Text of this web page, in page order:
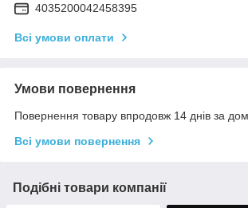
4035200042458395
Всі умови оплати
Умови повернення
Повернення товару впродовж 14 днів за
Всі умови повернення
Подібні товари компанії